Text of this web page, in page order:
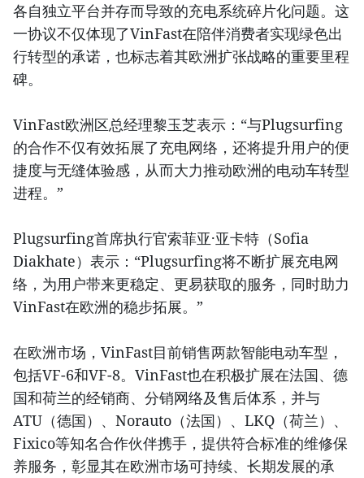
各自独立平台并存而导致的充电系统碎片化问题。这
一协议不仅体现了VinFast在陪伴消费者实现绿色出
行转型的承诺，也标志着其欧洲扩张战略的重要里程
碑。
VinFast欧洲区总经理黎玉芝表示：“与Plugsurfing
的合作不仅有效拓展了充电网络，还将提升用户的便
捷度与无缝体验感，从而大力推动欧洲的电动车转型
进程。”
Plugsurfing首席执行官索菲亚·亚卡特（Sofia
Diakhate）表示：“Plugsurfing将不断扩展充电网
络，为用户带来更稳定、更易获取的服务，同时助力
VinFast在欧洲的稳步拓展。”
在欧洲市场，VinFast目前销售两款智能电动车型，
包括VF-6和VF-8。VinFast也在积极扩展在法国、德
国和荷兰的经销商、分销网络及售后体系，并与
ATU（德国）、Norauto（法国）、LKQ（荷兰）、
Fixico等知名合作伙伴携手，提供符合标准的维修保
养服务，彰显其在欧洲市场可持续、长期发展的承